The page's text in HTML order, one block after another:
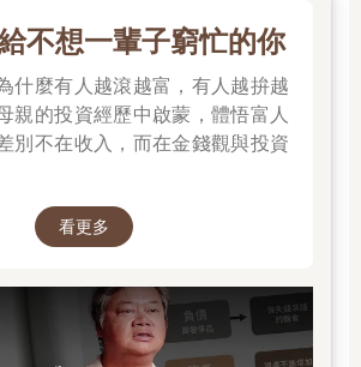
的工作更好。
加上又是黃種人──在飽受歧視的情況
的工作。
為我的大阪腔而備受歧視。而當我看到
人」，就遭到莫名其妙歧視的人，他們卻
的理念，默默用金錢征服GI的同袍時，我
命力吸引。
，彷彿暗示了因戰敗而失去所有精神支
存活下去的方向。
錢人開始流行的
初我沒有涉足飾品的進出口生意，日本
落後現在整整二十年。
不想一輩子窮忙的你
什麼有人越滾越富，有人越拚越
親的投資經歷中啟蒙，體悟富人
別不在收入，而在金錢觀與投資
看更多